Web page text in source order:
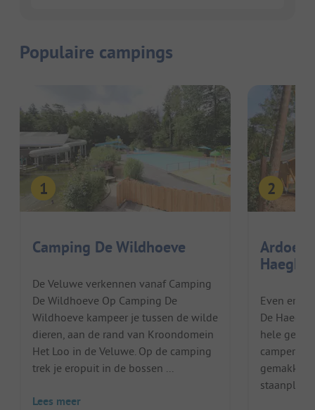
Populaire campings
Camping De Wildhoeve
De Veluwe verkennen vanaf Camping
De Wildhoeve Op Camping De
Wildhoeve kampeer je tussen de wilde
dieren, aan de rand van Kroondomein
Het Loo in de Veluwe. Op de camping
trek je eropuit in de bossen ...
Lees meer
Ardoer
Even
De
hele
camper of